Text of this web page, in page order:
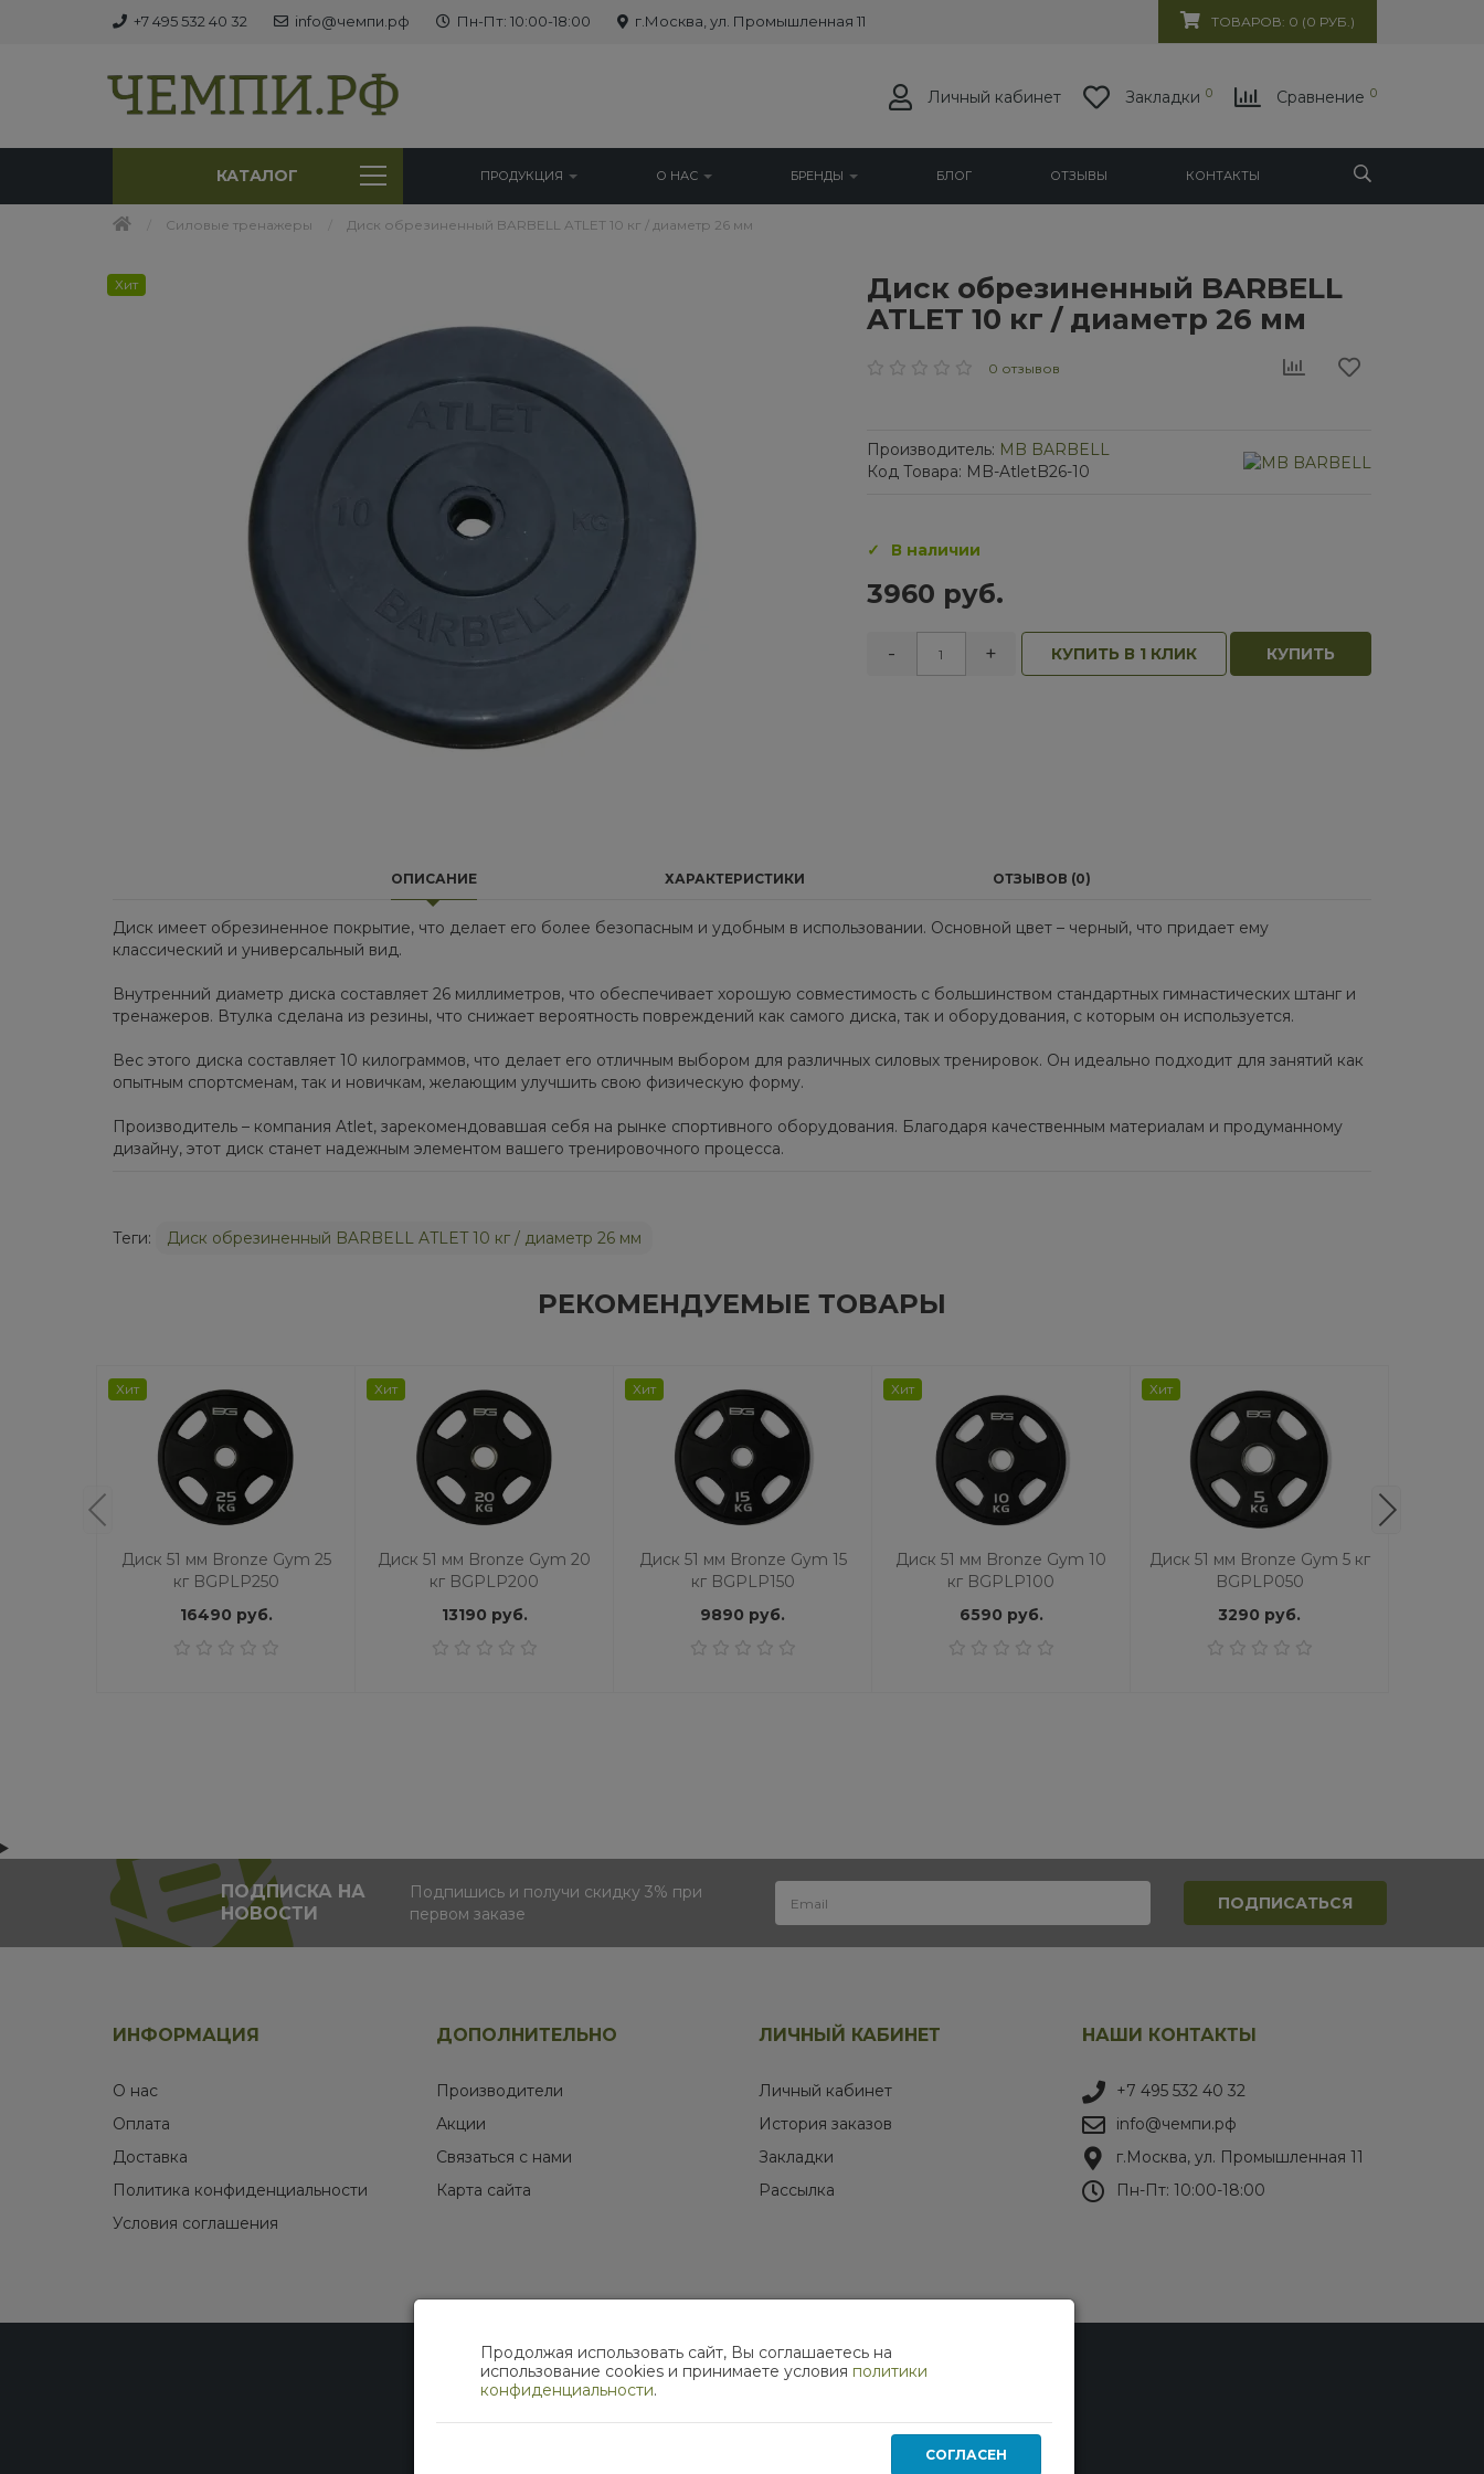
+7 495 532 40 32 info@чемпи.рф Пн-Пт: 10:00-18:00 г.Москва, ул. Промышленная 11 ТОВАРОВ: 0 (0 РУБ.)
Личный кабинет Закладки 0 Сравнение 0
КАТАЛОГ ПРОДУКЦИЯ О НАС БРЕНДЫ БЛОГ ОТЗЫВЫ КОНТАКТЫ
Силовые тренажеры Диск обрезиненный BARBELL ATLET 10 кг / диаметр 26 мм
Хит
Диск обрезиненный BARBELL
ATLET 10 кг / диаметр 26 мм
0 отзывов
Производитель: MB BARBELL
Код Товара: MB-AtletB26-10
В наличии
3960 руб.
- + КУПИТЬ В 1 КЛИК КУПИТЬ
ОПИСАНИЕ ХАРАКТЕРИСТИКИ ОТЗЫВОВ (0)
Диск имеет обрезиненное покрытие, что делает его более безопасным и удобным в использовании. Основной цвет – черный, что придает ему
классический и универсальный вид.
Внутренний диаметр диска составляет 26 миллиметров, что обеспечивает хорошую совместимость с большинством стандартных гимнастических штанг и
тренажеров. Втулка сделана из резины, что снижает вероятность повреждений как самого диска, так и оборудования, с которым он используется.
Вес этого диска составляет 10 килограммов, что делает его отличным выбором для различных силовых тренировок. Он идеально подходит для занятий как
опытным спортсменам, так и новичкам, желающим улучшить свою физическую форму.
Производитель – компания Atlet, зарекомендовавшая себя на рынке спортивного оборудования. Благодаря качественным материалам и продуманному
дизайну, этот диск станет надежным элементом вашего тренировочного процесса.
Теги: Диск обрезиненный BARBELL ATLET 10 кг / диаметр 26 мм
РЕКОМЕНДУЕМЫЕ ТОВАРЫ
Хит
Диск 51 мм Bronze Gym 25
кг BGPLP250
16490 руб.
Хит
Диск 51 мм Bronze Gym 20
кг BGPLP200
13190 руб.
Хит
Диск 51 мм Bronze Gym 15
кг BGPLP150
9890 руб.
Хит
Диск 51 мм Bronze Gym 10
кг BGPLP100
6590 руб.
Хит
Диск 51 мм Bronze Gym 5 кг
BGPLP050
3290 руб.
ПОДПИСКА НА
НОВОСТИ
Подпишись и получи скидку 3% при
первом заказе
ИНФОРМАЦИЯ
О нас
Оплата
Доставка
Политика конфиденциальности
Условия соглашения
ДОПОЛНИТЕЛЬНО
Производители
Акции
Связаться с нами
Карта сайта
ЛИЧНЫЙ КАБИНЕТ
Личный кабинет
История заказов
Закладки
Рассылка
НАШИ КОНТАКТЫ
+7 495 532 40 32
info@чемпи.рф
г.Москва, ул. Промышленная 11
Пн-Пт: 10:00-18:00
МЫ В СОЦИАЛЬНЫХ СЕТЯХ
Продолжая использовать сайт, Вы соглашаетесь на
использование cookies и принимаете условия политики
конфиденциальности.
СОГЛАСЕН